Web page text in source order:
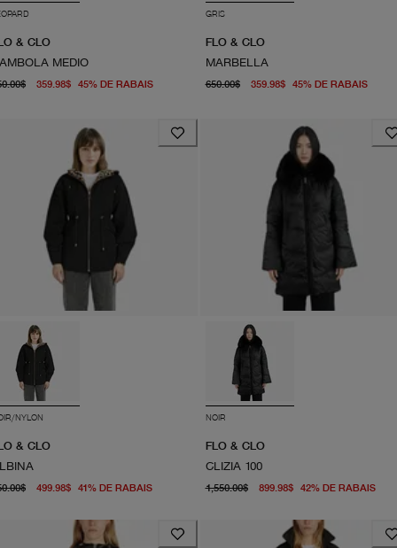
& CLO
MEDIO
prix d'origine 650.00$
359.98$ 45% DE RABAISÀ partir du prix actuel 359.98$
GRIS
FLO & CLO
MARBELLA
650.00$ prix d'origine 650.00$
359.98$ 45% DE RABAISÀ
NYLON
& CLO
prix d'origine 850.00$
499.98$ 41% DE RABAISÀ partir du prix actuel 499.98$
NOIR
FLO & CLO
CLIZIA 100
1,550.00$ prix d'origine 1,550.00$
899.98$ 42% DE RABAISÀ